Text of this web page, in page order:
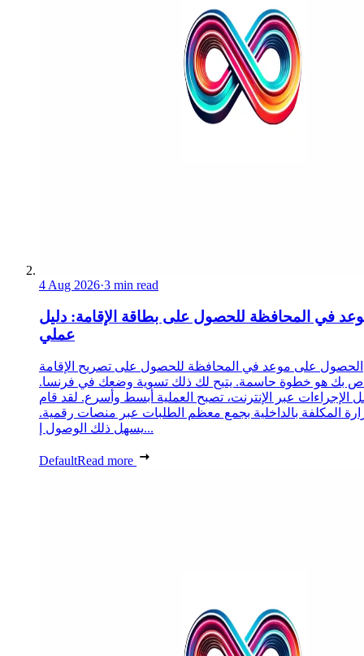
4 Aug 2026·3 min read
في المحافظة للحصول على بطاقة الإقامة: دليل
عملي
الحصول على موعد في المحافظة للحصول على تصريح الإقامة
بك هو خطوة حاسمة. يتيح لك ذلك تسوية وضعك في فرنسا.
الإجراءات عبر الإنترنت، تصبح العملية أبسط وأسرع. لقد قام
المكلفة بالداخلية بجمع معظم الطلبات عبر منصات رقمية.
يسهل ذلك الوصول إ...
DefaultRead more